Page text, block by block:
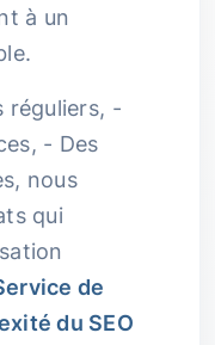
à un
réguliers, -
- Des
nous
qui
de
du SEO